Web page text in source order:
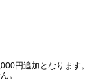
円追加となります。
。